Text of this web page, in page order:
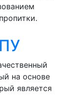
на основе
является